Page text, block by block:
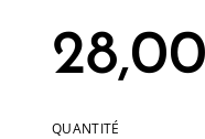
QUANTITÉ